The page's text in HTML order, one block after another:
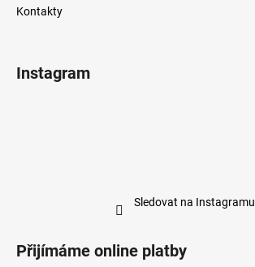
Kontakty
Instagram
Sledovat na Instagramu
Přijímáme online platby